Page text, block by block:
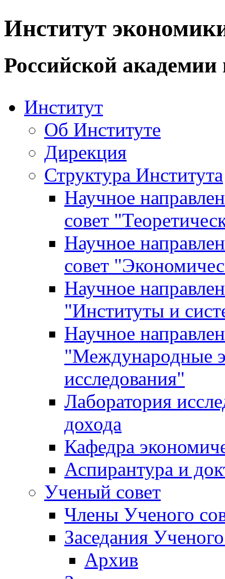
Институт
Российской академии
Институт
Об Институте
Дирекция
Структура Института
Научное
совет
Научное
совет
Научное
"Институты и
Научное
"Международные
исследования"
Лаборатория
дохода
Кафедра
Аспирантура и
Ученый совет
Члены Ученого
Заседания
Архив